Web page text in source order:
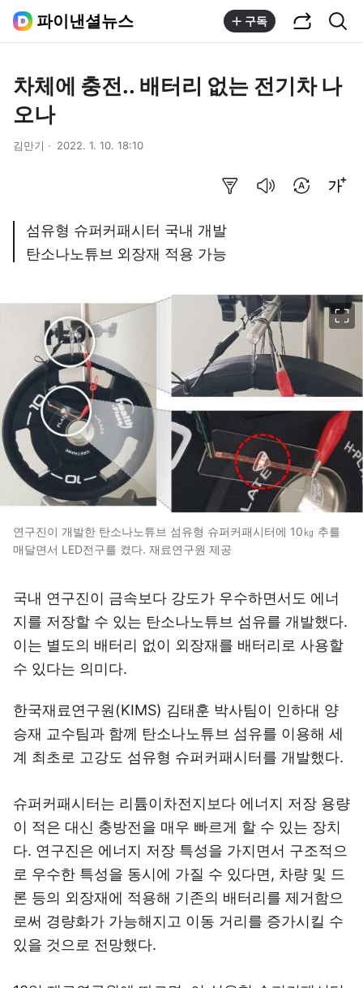
파이낸셜뉴스 구독
차체에 충전.. 배터리 없는 전기차 나
오나
김만기 2022. 1. 10. 18:10
섬유형 슈퍼커패시터 국내 개발
탄소나노튜브 외장재 적용 가능
연구진이 개발한 탄소나노튜브 섬유형 슈퍼커패시터에 10㎏ 추를
매달면서 LED전구를 켰다. 재료연구원 제공
국내 연구진이 금속보다 강도가 우수하면서도 에너
지를 저장할 수 있는 탄소나노튜브 섬유를 개발했다.
이는 별도의 배터리 없이 외장재를 배터리로 사용할
수 있다는 의미다.
한국재료연구원(KIMS) 김태훈 박사팀이 인하대 양
승재 교수팀과 함께 탄소나노튜브 섬유를 이용해 세
계 최초로 고강도 섬유형 슈퍼커패시터를 개발했다.
슈퍼커패시터는 리튬이차전지보다 에너지 저장 용량
이 적은 대신 충방전을 매우 빠르게 할 수 있는 장치
다. 연구진은 에너지 저장 특성을 가지면서 구조적으
로 우수한 특성을 동시에 가질 수 있다면, 차량 및 드
론 등의 외장재에 적용해 기존의 배터리를 제거함으
로써 경량화가 가능해지고 이동 거리를 증가시킬 수
있을 것으로 전망했다.